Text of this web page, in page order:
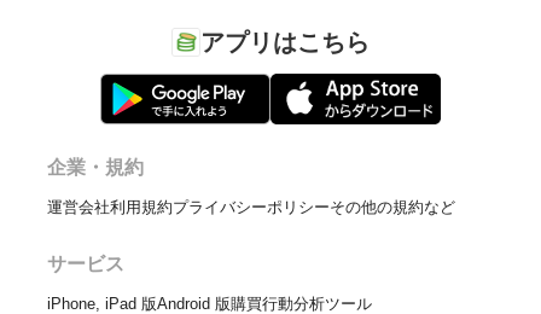
アプリはこちら
企業・規約
運営会社利用規約プライバシーポリシーその他の規約など
サービス
iPhone, iPad 版Android 版購買行動分析ツール